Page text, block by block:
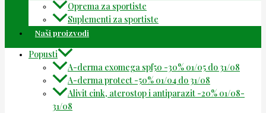
Oprema za sportiste
Suplementi za sportiste
Naši proizvodi
Popusti
A-derma exomega spf50 -30% 01/05 do 31/08
A-derma protect -50% 01/04 do 31/08
Alivit cink, aterostop i antiparazit -20% 01/08-
31/08